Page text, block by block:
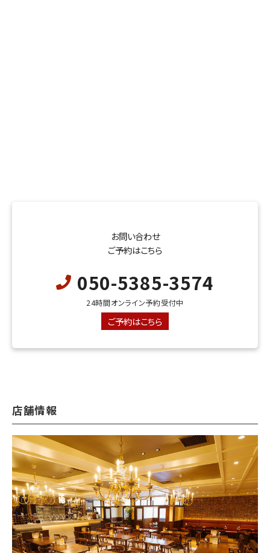
お問い合わせ
ご予約はこちら
050-5385-3574
24時間オンライン予約受付中
ご予約はこちら
店舗情報